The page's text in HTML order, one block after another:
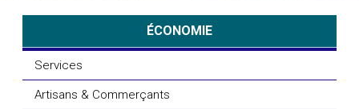
ÉCONOMIE
Services
Artisans & Commerçants